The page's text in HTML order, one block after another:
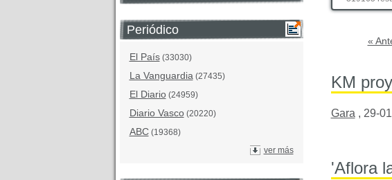
Periódico
El País(33030)
La Vanguardia(27435)
El Diario(24959)
Diario Vasco(20220)
ABC(19368)
ver más
«
KM
Gara , 29-
'Aflora